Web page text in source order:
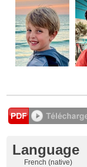
Language
French (native)